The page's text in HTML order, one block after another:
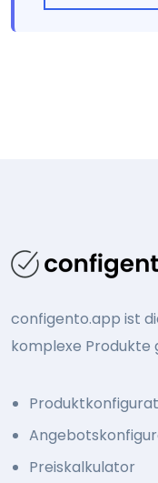
configento.app ist
komplexe Produkte
Preiskalkulator